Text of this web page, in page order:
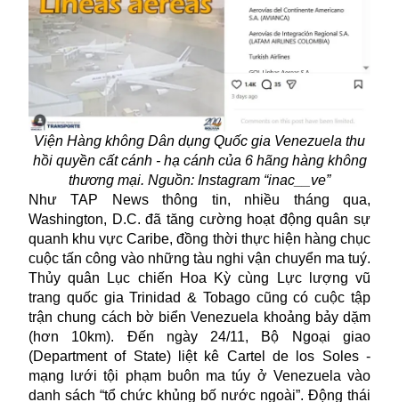
Viện Hàng không Dân dụng Quốc gia Venezuela thu
hồi quyền cất cánh - hạ cánh của 6 hãng hàng không
thương mại. Nguồn: Instagram “inac__ve”
Như TAP News thông tin, nhiều tháng qua,
Washington, D.C. đã tăng cường hoạt động quân sự
quanh khu vực Caribe, đồng thời thực hiện hàng chục
cuộc tấn công vào những tàu nghi vận chuyển ma tuý.
Thủy quân Lục chiến Hoa Kỳ cùng Lực lượng vũ
trang quốc gia Trinidad & Tobago cũng có cuộc tập
trận chung cách bờ biển Venezuela khoảng bảy dặm
(hơn 10km). Đến ngày 24/11, Bộ Ngoại giao
(Department of State) liệt kê Cartel de los Soles -
mạng lưới tội phạm buôn ma túy ở Venezuela vào
danh sách “tổ chức khủng bố nước ngoài”. Động thái